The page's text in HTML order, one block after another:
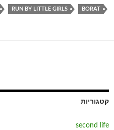
BORAT
RUN BY LITTLE GIRLS
קטגוריות
second life